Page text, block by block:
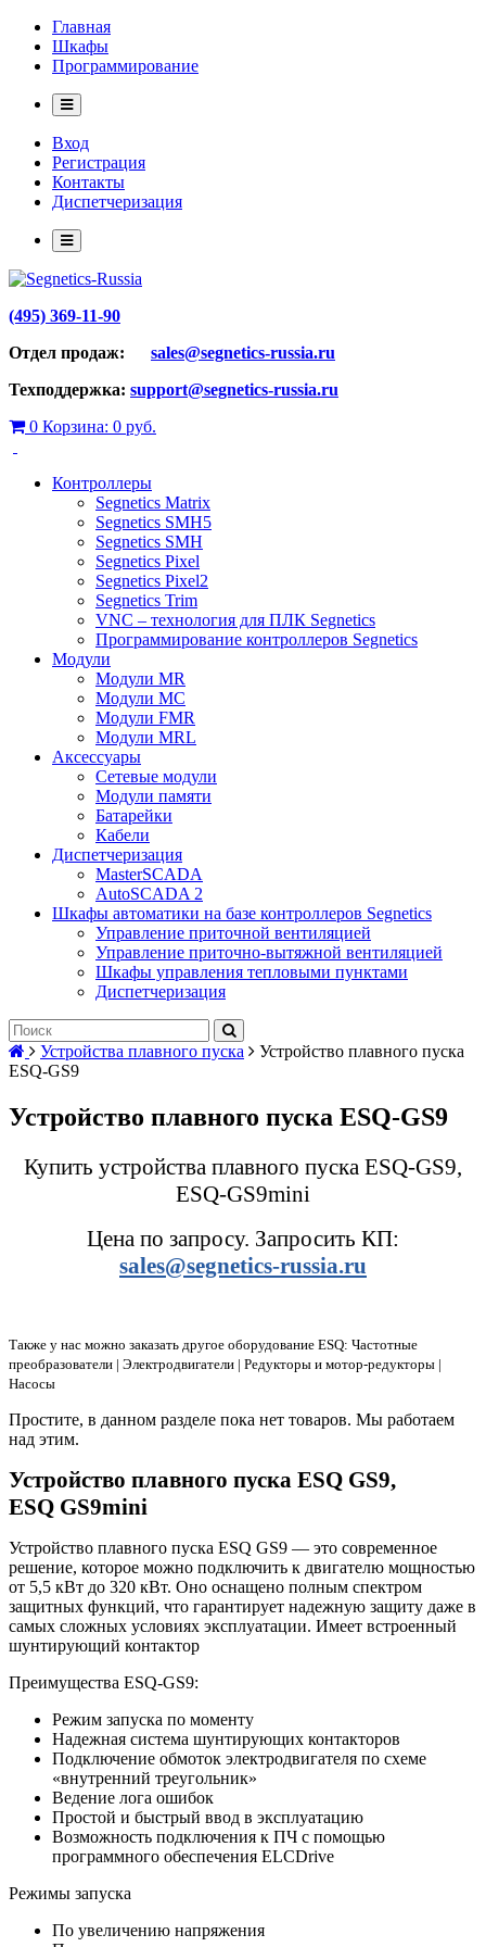
Главная
Шкафы
Программирование
Вход
Регистрация
Контакты
Диспетчеризация
(495) 369-11-90
Отдел продаж: sales@segnetics-russia.ru
Техподдержка: support@segnetics-russia.ru
0 Корзина: 0 руб.
Контроллеры
Segnetics Matrix
Segnetics SMH5
Segnetics SMH
Segnetics Pixel
Segnetics Pixel2
Segnetics Trim
VNC – технология для ПЛК Segnetics
Программирование контроллеров Segnetics
Модули
Модули MR
Модули MC
Модули FMR
Модули MRL
Аксеcсуары
Сетевые модули
Модули памяти
Батарейки
Кабели
Диспетчеризация
MasterSCADA
AutoSCADA 2
Шкафы автоматики на базе контроллеров Segnetics
Управление приточной вентиляцией
Управление приточно-вытяжной вентиляцией
Шкафы управления тепловыми пунктами
Диспетчеризация
Устройства плавного пуска
Устройство плавного пуска
ESQ-GS9
Устройство плавного пуска ESQ-GS9
Купить устройства плавного пуска ESQ-GS9,
ESQ-GS9mini
Цена по запросу. Запросить КП:
sales@segnetics-russia.ru
Также у нас можно заказать другое оборудование ESQ: Частотные
преобразователи | Электродвигатели | Редукторы и мотор-редукторы |
Насосы
Простите, в данном разделе пока нет товаров. Мы работаем
над этим.
Устройство плавного пуска ESQ GS9,
ESQ GS9mini
Устройство плавного пуска ESQ GS9 — это современное
решение, которое можно подключить к двигателю мощностью
от 5,5 кВт до 320 кВт. Оно оснащено полным спектром
защитных функций, что гарантирует надежную защиту даже в
самых сложных условиях эксплуатации. Имеет встроенный
шунтирующий контактор
Преимущества ESQ-GS9:
Режим запуска по моменту
Надежная система шунтирующих контакторов
Подключение обмоток электродвигателя по схеме
«внутренний треугольник»
Ведение лога ошибок
Простой и быстрый ввод в эксплуатацию
Возможность подключения к ПЧ с помощью
программного обеспечения ELCDrive
Режимы запуска
По увеличению напряжения